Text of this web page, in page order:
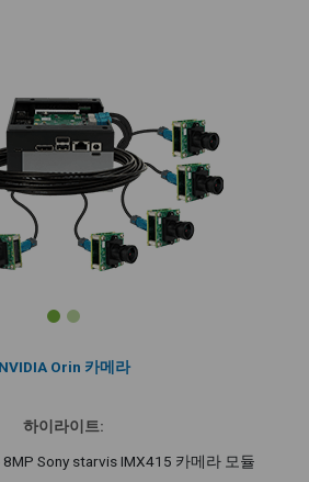
NVIDIA Orin 카메라
하이라이트:
Sony starvis IMX415 카메라 모듈